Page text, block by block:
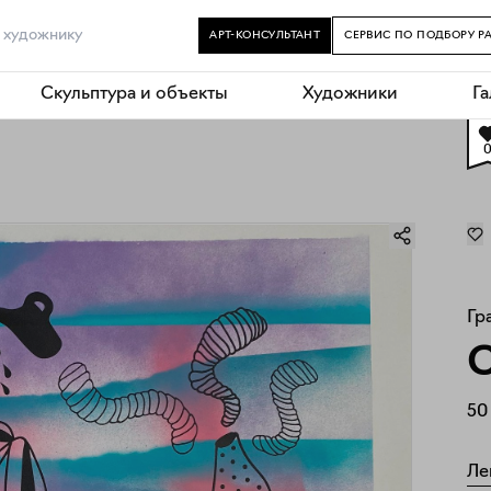
АРТ-КОНСУЛЬТАНТ СЕРВИС ПО ПОДБОРУ
Скульптура и объекты Художники
0
50